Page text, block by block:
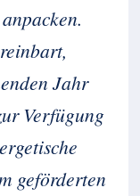
Jahr
Verfügung
geförderten